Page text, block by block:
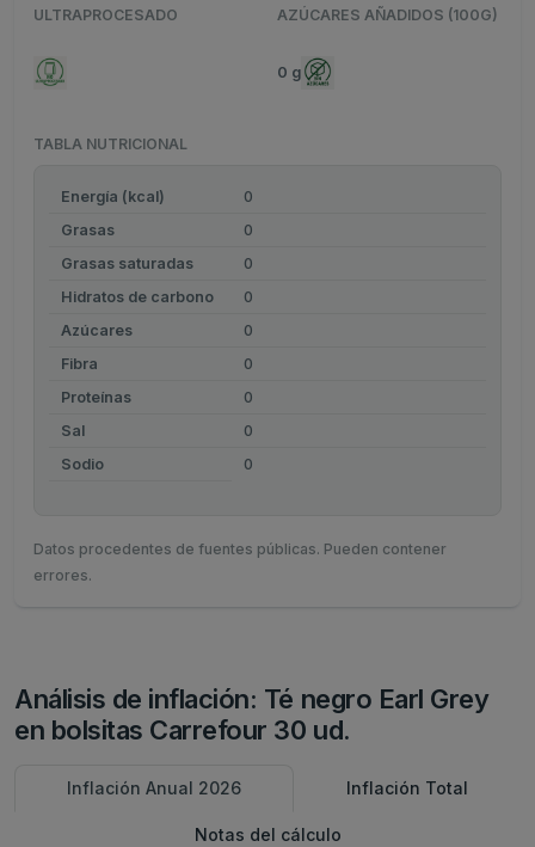
ULTRAPROCESADO AZÚCARES AÑADIDOS (100G)
0 g
TABLA NUTRICIONAL
Energía (kcal)
0
Grasas
0
Grasas saturadas
0
Hidratos de carbono
0
Azúcares
0
Fibra
0
Proteínas
0
Sal
0
Sodio
0
Datos procedentes de fuentes públicas. Pueden contener
errores.
Análisis de inflación: Té negro Earl Grey
en bolsitas Carrefour 30 ud.
Inflación Anual 2026 Inflación Total
Notas del cálculo